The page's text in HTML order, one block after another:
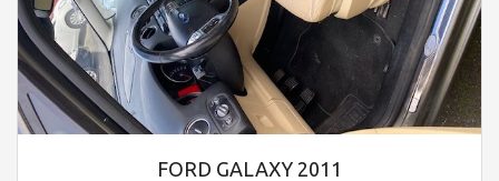
FORD GALAXY 2011